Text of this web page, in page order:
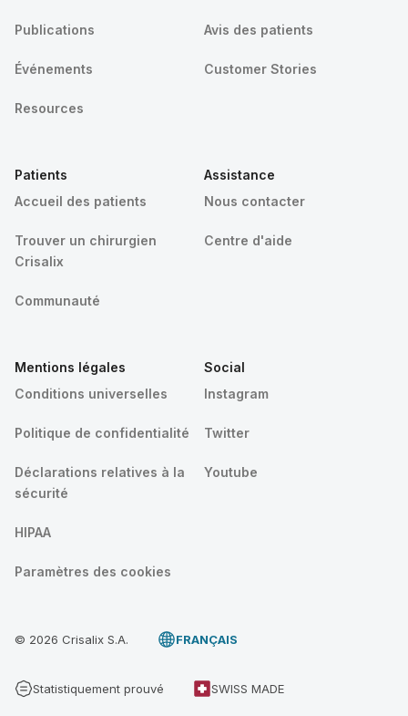
Publications
Événements
Resources
Avis des patients
Customer Stories
Patients
Accueil des patients
Trouver un chirurgien
Crisalix
Communauté
Assistance
Nous contacter
Centre d'aide
Mentions légales
Conditions universelles
Politique de confidentialité
Déclarations relatives à la
sécurité
HIPAA
Paramètres des cookies
Social
Instagram
Twitter
Youtube
© 2026 Crisalix S.A. FRANÇAIS
Statistiquement prouvé SWISS MADE